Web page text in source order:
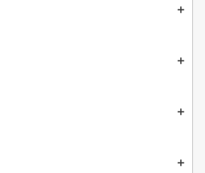
add
add
add
add